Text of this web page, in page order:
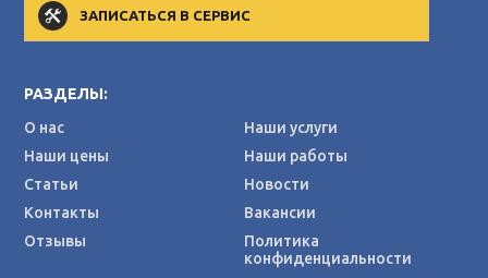
ЗАПИСАТЬСЯ В СЕРВИС
РАЗДЕЛЫ:
О нас
Наши услуги
Наши цены
Наши работы
Статьи
Новости
Контакты
Вакансии
Отзывы
Политика
конфиденциальности